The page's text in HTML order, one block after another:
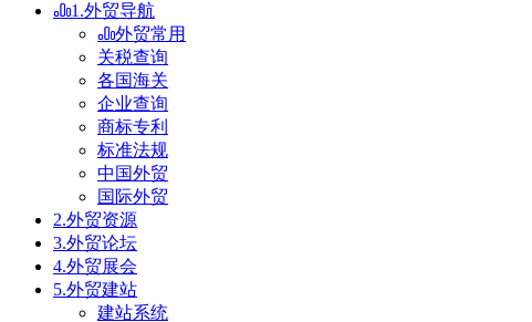
1.外贸导航
外贸常用
关税查询
各国海关
企业查询
商标专利
标准法规
中国外贸
国际外贸
2.外贸资源
3.外贸论坛
4.外贸展会
5.外贸建站
建站系统